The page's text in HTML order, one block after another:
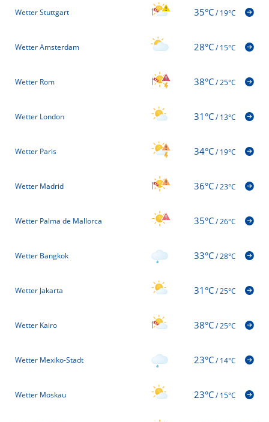
Wetter Stuttgart 35°C/19°C
Wetter Amsterdam 28°C/15°C
Wetter Rom 38°C/25°C
Wetter London 31°C/13°C
Wetter Paris 34°C/19°C
Wetter Madrid 36°C/23°C
Wetter Palma de Mallorca 35°C/26°C
Wetter Bangkok 33°C/28°C
Wetter Jakarta 31°C/25°C
Wetter Kairo 38°C/25°C
Wetter Mexiko-Stadt 23°C/14°C
Wetter Moskau 23°C/15°C